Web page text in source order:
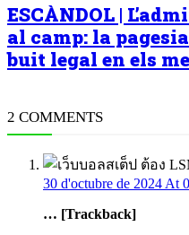
ESCÀNDOL |
al camp: la
buit legal en els
2 COMMENTS
30 d'octubre de 2024 At
… [Trackback]